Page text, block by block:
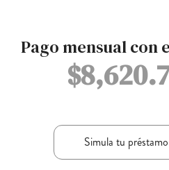
Pago mensual con
Simula tu préstamo